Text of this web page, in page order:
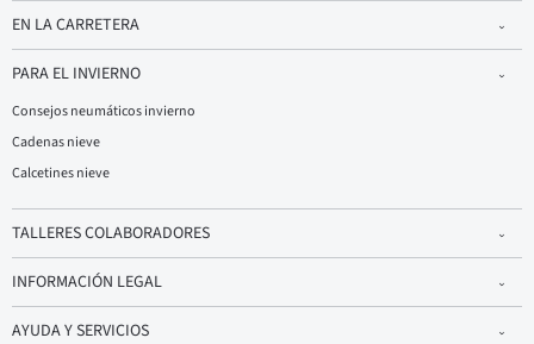
EN LA CARRETERA
PARA EL INVIERNO
Consejos neumáticos invierno
Cadenas nieve
Calcetines nieve
TALLERES COLABORADORES
INFORMACIÓN LEGAL
AYUDA Y SERVICIOS